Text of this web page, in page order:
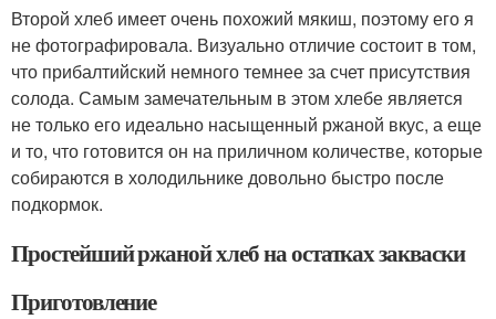
Второй хлеб имеет очень похожий мякиш, поэтому его я
не фотографировала. Визуально отличие состоит в том,
что прибалтийский немного темнее за счет присутствия
солода. Самым замечательным в этом хлебе является
не только его идеально насыщенный ржаной вкус, а еще
и то, что готовится он на приличном количестве, которые
собираются в холодильнике довольно быстро после
подкормок.
Простейший ржаной хлеб на остатках закваски
Приготовление